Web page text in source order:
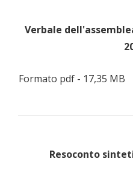
Verbale
Formato pdf - 17,35 MB
Resoconto